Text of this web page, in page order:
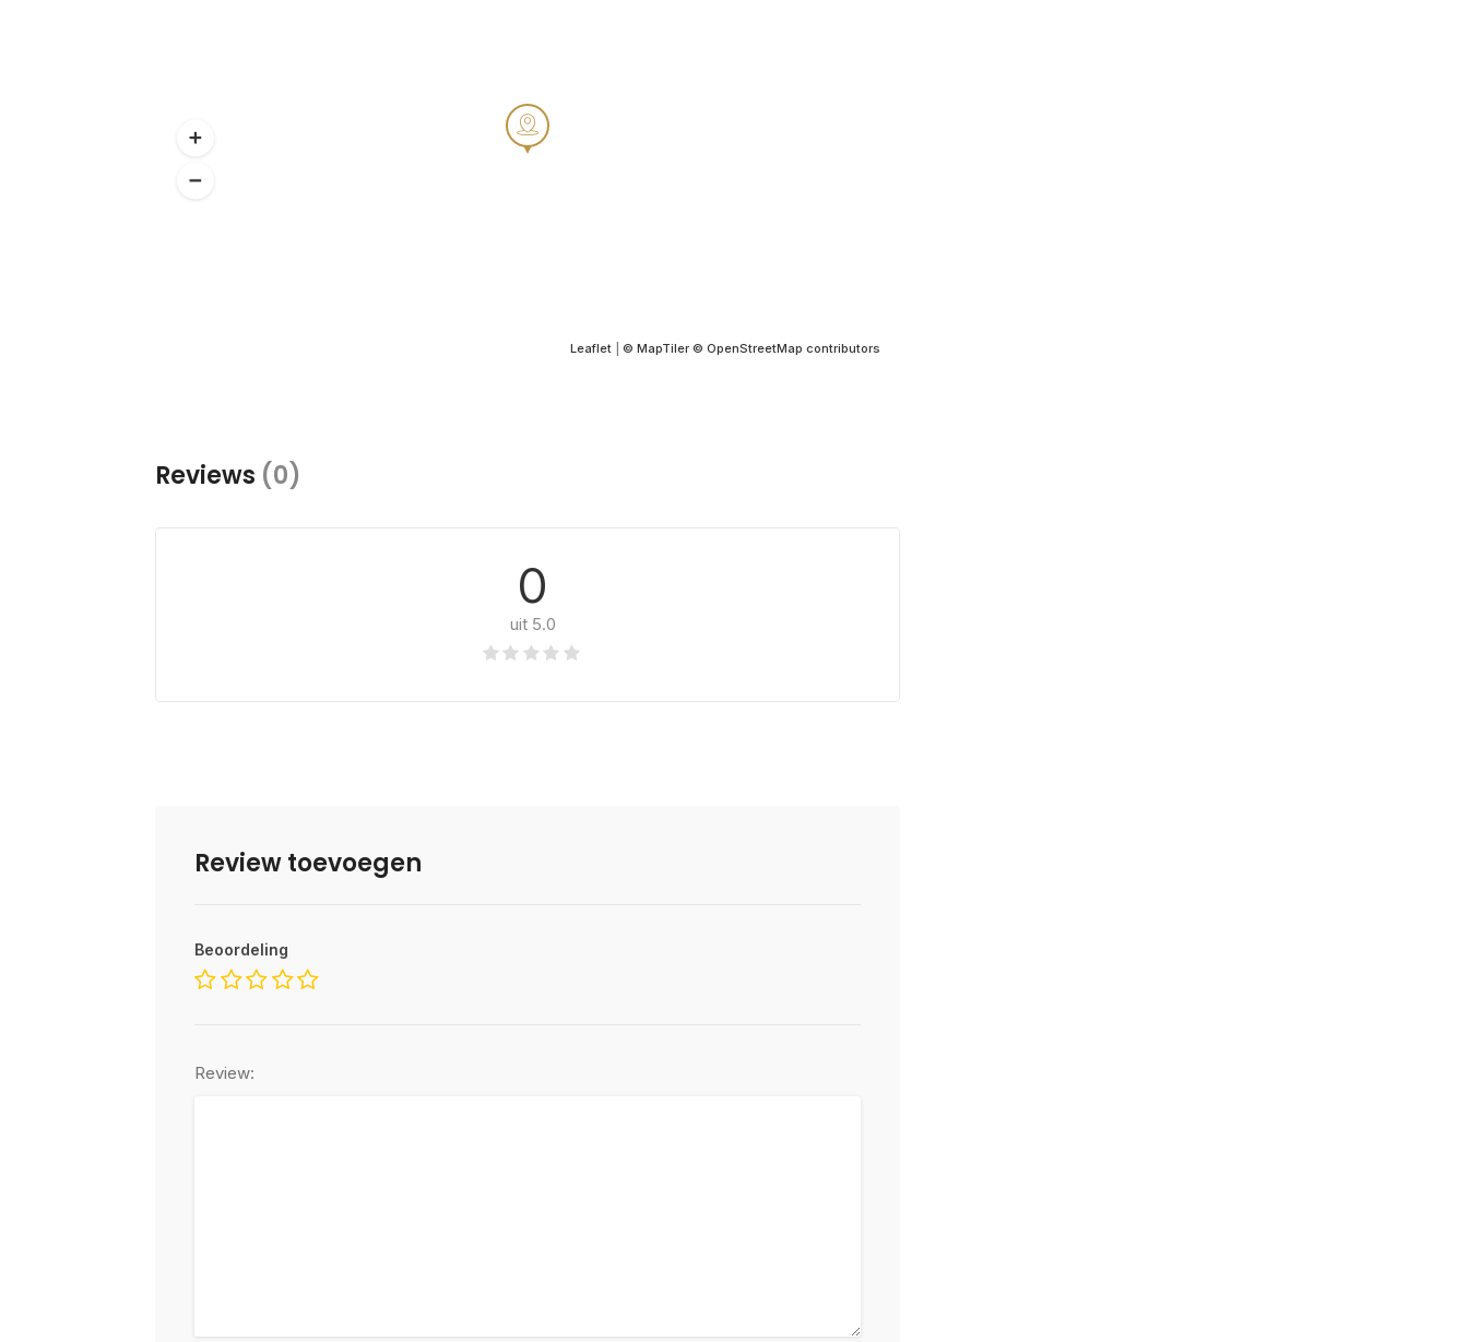
Leaflet| © MapTiler © OpenStreetMap contributors
Reviews (0)
0
uit 5.0
Review toevoegen
Beoordeling
Review: